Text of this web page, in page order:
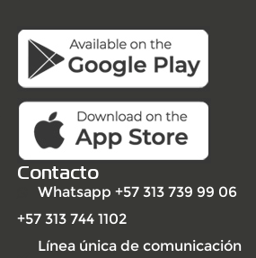
Contacto
Whatsapp +57 313 739 99 06
+57 313 744 1102
Línea única de comunicación